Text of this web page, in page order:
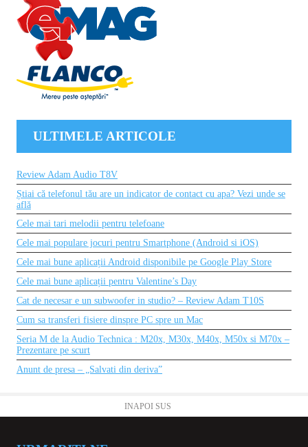
ULTIMELE ARTICOLE
Review Adam Audio T8V
Știai că telefonul tău are un indicator de contact cu apa? Vezi unde se
află
Cele mai tari melodii pentru telefoane
Cele mai populare jocuri pentru Smartphone (Android si iOS)
Cele mai bune aplicații Android disponibile pe Google Play Store
Cele mai bune aplicații pentru Valentine’s Day
Cat de necesar e un subwoofer in studio? – Review Adam T10S
Cum sa transferi fisiere dinspre PC spre un Mac
Seria M de la Audio Technica : M20x, M30x, M40x, M50x si M70x –
Prezentare pe scurt
Anunt de presa – „Salvati din deriva”
INAPOI SUS